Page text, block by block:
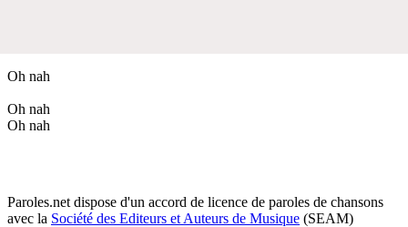
Oh nah
Oh nah
Oh nah
Paroles.net dispose d'un accord de licence de paroles de chansons
avec la Société des Editeurs et Auteurs de Musique (SEAM)